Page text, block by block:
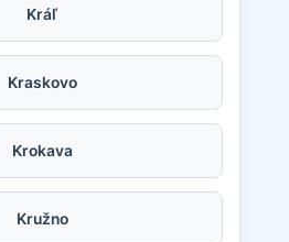
Kráľ
Kraskovo
Krokava
Kružno